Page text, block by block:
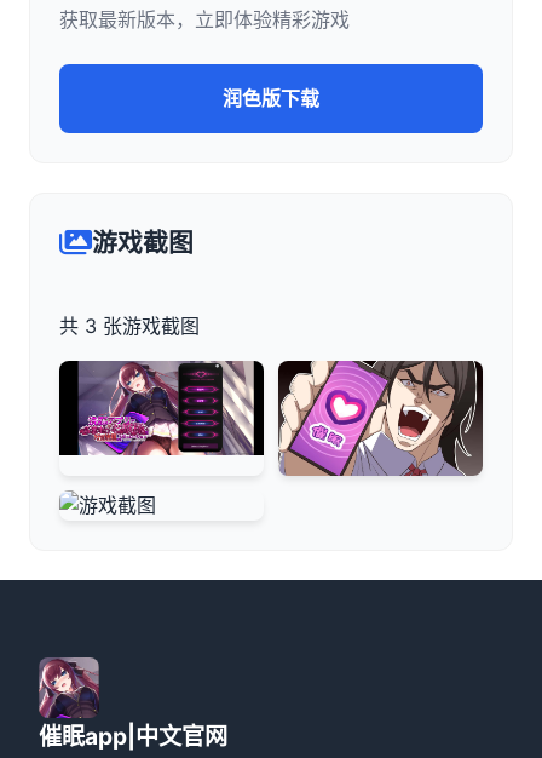
获取最新版本，立即体验精彩游戏
润色版下载
游戏截图
共 3 张游戏截图
催眠app|中文官网